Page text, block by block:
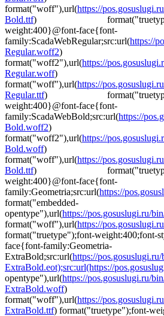
format("woff"),url(https://
Bold.ttf)
weight:400}@font-face{font-
family:ScadaWebRegular;src:url(https://
Regular.woff2)
format("woff2"),url(https://
Regular.woff)
format("woff"),url(https://
Regular.ttf)
weight:400}@font-face{font-
family:ScadaWebBold;src:url(https://
Bold.woff2)
format("woff2"),url(https://
Bold.woff)
format("woff"),url(https://
Bold.ttf)
weight:400}@font-face{font-
family:Geometria;src:url(https://
format("embedded-
opentype"),url(https://pos.gosuslugi.ru/
format("woff"),url(https://
format("truetype");font-weight:400;font-
face{font-family:Geometria-
ExtraBold;src:url(https://
ExtraBold.eot);src:url(https://
opentype"),url(https://pos.gosuslugi.ru/
ExtraBold.woff)
format("woff"),url(https://
ExtraBold.ttf) format("truetype");font-